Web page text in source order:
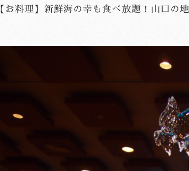
【お料理】新鮮海の幸も食べ放題！山口